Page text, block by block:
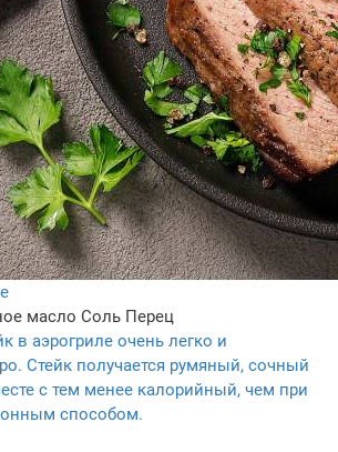
масло Соль Перец
в аэрогриле очень легко и
Стейк получается румяный, сочный
с тем менее калорийный, чем при
способом.